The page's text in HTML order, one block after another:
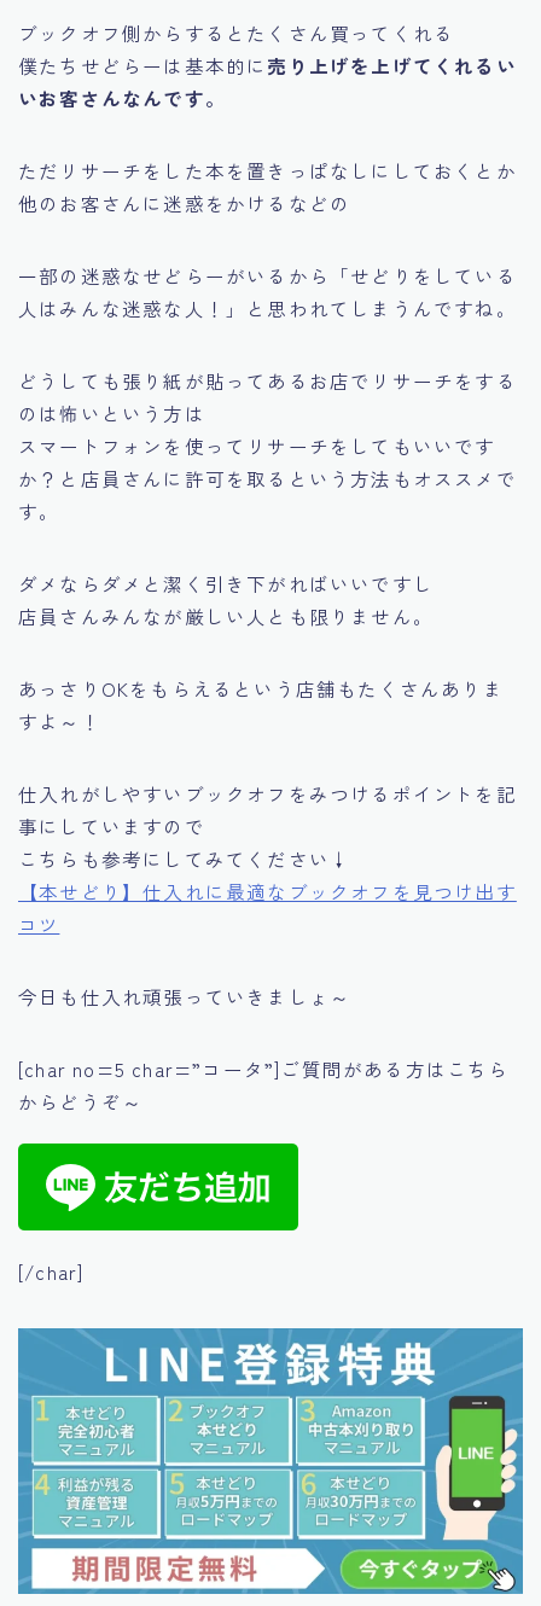
ブックオフ側からするとたくさん買ってくれる
僕たちせどらーは基本的に 売り上げを上げてくれるい
いお客さんなんです。
ただリサーチをした本を置きっぱなしにしておくとか
他のお客さんに迷惑をかけるなどの
一部の迷惑なせどらーがいるから
「せどりをしている
人はみんな迷惑な人！」
と思われてしまうんですね。
どうしても張り紙が貼ってあるお店でリサーチをする
のは怖いという方は
スマートフォンを使ってリサーチをしてもいいです
か？ と店員さんに許可を取るという方法もオススメで
す。
ダメならダメと潔く引き下がればいいですし
店員さんみんなが厳しい人とも限りません。
あっさりOKをもらえるという店舗もたくさんありま
すよ～！
仕入れがしやすいブックオフをみつけるポイントを記
事にしていますので
こちらも参考にしてみてください↓
【本せどり】仕入れに最適なブックオフを見つけ出す
コツ
今日も仕入れ頑張っていきましょ～
[char no=5 char=”コータ”]ご質問がある方はこちら
からどうぞ～
[/char]